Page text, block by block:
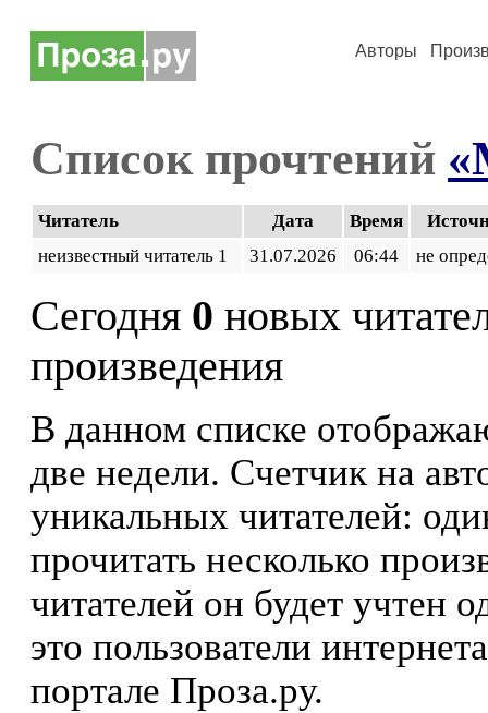
Авторы
Список прочтений
Читатель Дата Время
неизвестный читатель 1
31.07.2026 06:44 не
Сегодня 0 новых
произведения
В данном списке
две недели. Счетчик на
уникальных читателей:
прочитать несколько
читателей он будет учтен
это пользователи
портале Проза.ру.